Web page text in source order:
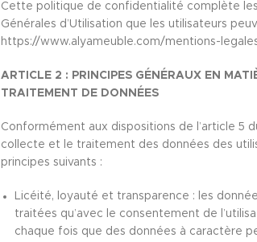
Cette politique de confidentialité complète
Générales d’Utilisation que les utilisateurs
https://www.alyameuble.com/mentions-
ARTICLE 2 : PRINCIPES GÉNÉRAUX EN
TRAITEMENT DE DONNÉES
Conformément aux dispositions de l’article 5
collecte et le traitement des données des
principes suivants :
Licéité, loyauté et transparence : les
traitées qu’avec le consentement de
chaque fois que des données à caractère